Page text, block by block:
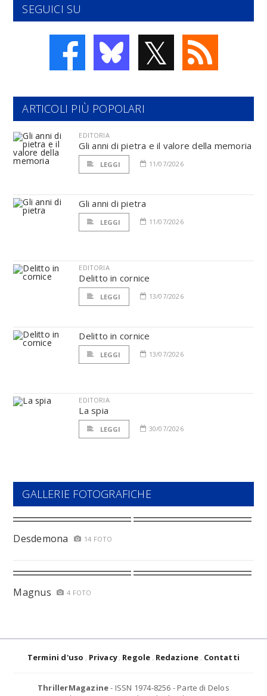
SEGUICI SU
𝕏
ARTICOLI PIÙ POPOLARI
EDITORIA
Gli anni di pietra e il valore della memoria
LEGGI 11/07/2026
Gli anni di pietra
LEGGI 11/07/2026
EDITORIA
Delitto in cornice
LEGGI 13/07/2026
Delitto in cornice
LEGGI 13/07/2026
EDITORIA
La spia
LEGGI 30/07/2026
GALLERIE FOTOGRAFICHE
Desdemona 14 FOTO
Magnus 4 FOTO
Termini d'uso Privacy Regole Redazione Contatti
ThrillerMagazine- ISSN 1974-8256 - Parte di Delos